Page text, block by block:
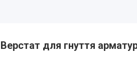
Верстат для гнуття